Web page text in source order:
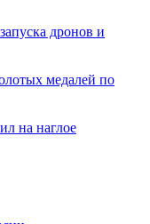
дронов и
медалей по
на наглое